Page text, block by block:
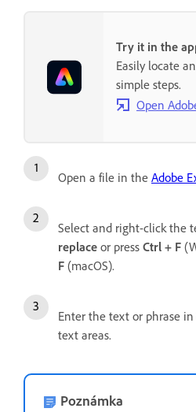
Try it in the
Easily locate
simple steps.
Open
Open a file in the Adobe
Select and right-click the
replace or press Ctrl + F
F (macOS).
Enter the text or phrase
text areas.
Poznámka